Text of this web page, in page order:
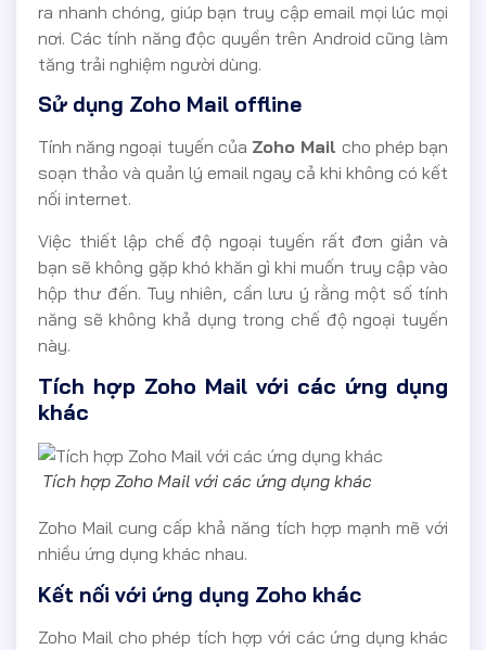
ra nhanh chóng, giúp bạn truy cập email mọi lúc mọi
nơi. Các tính năng độc quyền trên Android cũng làm
tăng trải nghiệm người dùng.
Sử dụng Zoho Mail offline
Tính năng ngoại tuyến của Zoho Mail cho phép bạn
soạn thảo và quản lý email ngay cả khi không có kết
nối internet.
Việc thiết lập chế độ ngoại tuyến rất đơn giản và
bạn sẽ không gặp khó khăn gì khi muốn truy cập vào
hộp thư đến. Tuy nhiên, cần lưu ý rằng một số tính
năng sẽ không khả dụng trong chế độ ngoại tuyến
này.
Tích hợp Zoho Mail với các ứng dụng
khác
Tích hợp Zoho Mail với các ứng dụng khác
Zoho Mail cung cấp khả năng tích hợp mạnh mẽ với
nhiều ứng dụng khác nhau.
Kết nối với ứng dụng Zoho khác
Zoho Mail cho phép tích hợp với các ứng dụng khác